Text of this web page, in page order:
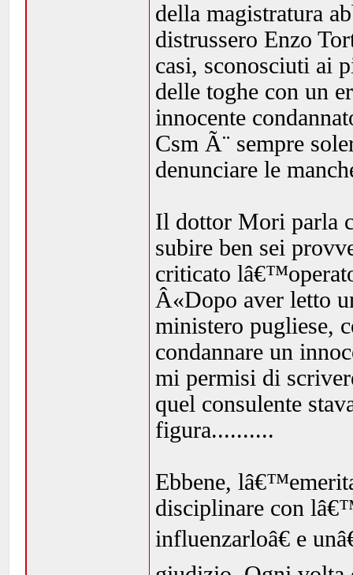
della magistratura
distrussero Enzo
casi, sconosciuti ai
delle toghe con un
innocente
Csm Ã¨ sempre
denunciare le
Il dottor Mori parla
subire ben sei
criticato
Â«Dopo aver letto
ministero pugliese,
condannare un
mi permisi di
quel consulente
figura..........
Ebbene,
disciplinare con
influenzarloâ€ e